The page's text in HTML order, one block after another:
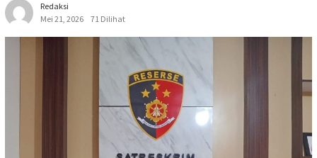
Redaksi
Mei 21, 2026
71 Dilihat